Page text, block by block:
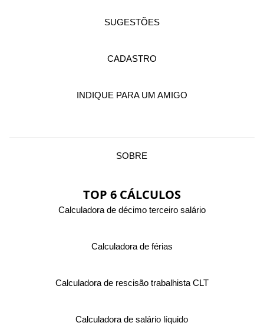
SUGESTÕES
CADASTRO
INDIQUE PARA UM AMIGO
SOBRE
TOP 6 CÁLCULOS
Calculadora de décimo terceiro salário
Calculadora de férias
Calculadora de rescisão trabalhista CLT
Calculadora de salário líquido